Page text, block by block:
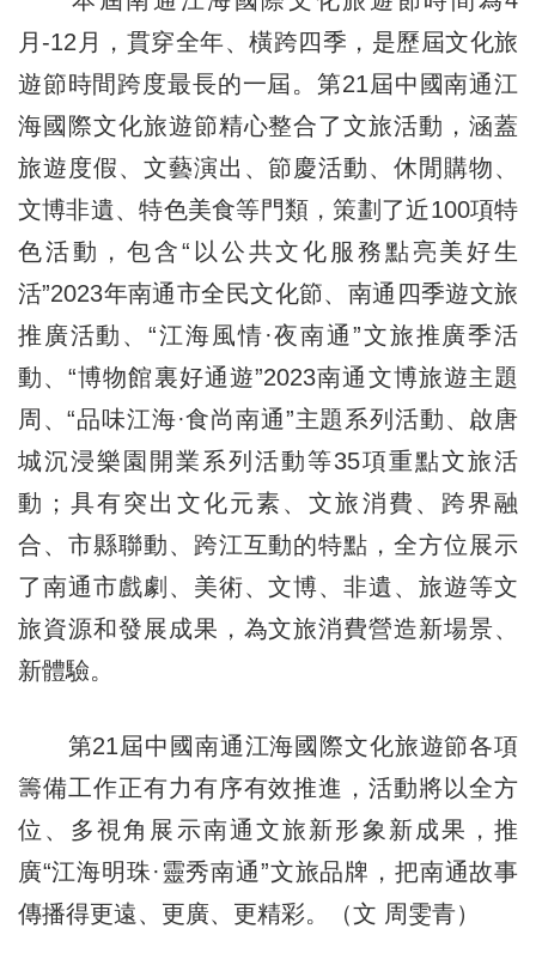
月-12月，貫穿全年、橫跨四季，是歷屆文化旅
遊節時間跨度最長的一屆。第21屆中國南通江
海國際文化旅遊節精心整合了文旅活動，涵蓋
旅遊度假、文藝演出、節慶活動、休閒購物、
文博非遺、特色美食等門類，策劃了近100項特
色活動，包含“以公共文化服務點亮美好生
活”2023年南通市全民文化節、南通四季遊文旅
推廣活動、“江海風情·夜南通”文旅推廣季活
動、“博物館裏好通遊”2023南通文博旅遊主題
周、“品味江海·食尚南通”主題系列活動、啟唐
城沉浸樂園開業系列活動等35項重點文旅活
動；具有突出文化元素、文旅消費、跨界融
合、市縣聯動、跨江互動的特點，全方位展示
了南通市戲劇、美術、文博、非遺、旅遊等文
旅資源和發展成果，為文旅消費營造新場景、
新體驗。
第21屆中國南通江海國際文化旅遊節各項
籌備工作正有力有序有效推進，活動將以全方
位、多視角展示南通文旅新形象新成果，推
廣“江海明珠·靈秀南通”文旅品牌，把南通故事
傳播得更遠、更廣、更精彩。（文 周雯青）